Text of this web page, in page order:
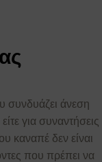
συνδυάζει άνεση
για συναντήσεις
καναπέ δεν είναι
που πρέπει να